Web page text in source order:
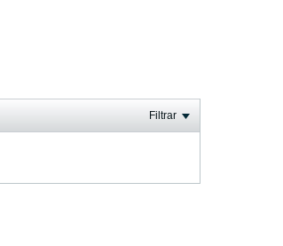
Filtrar